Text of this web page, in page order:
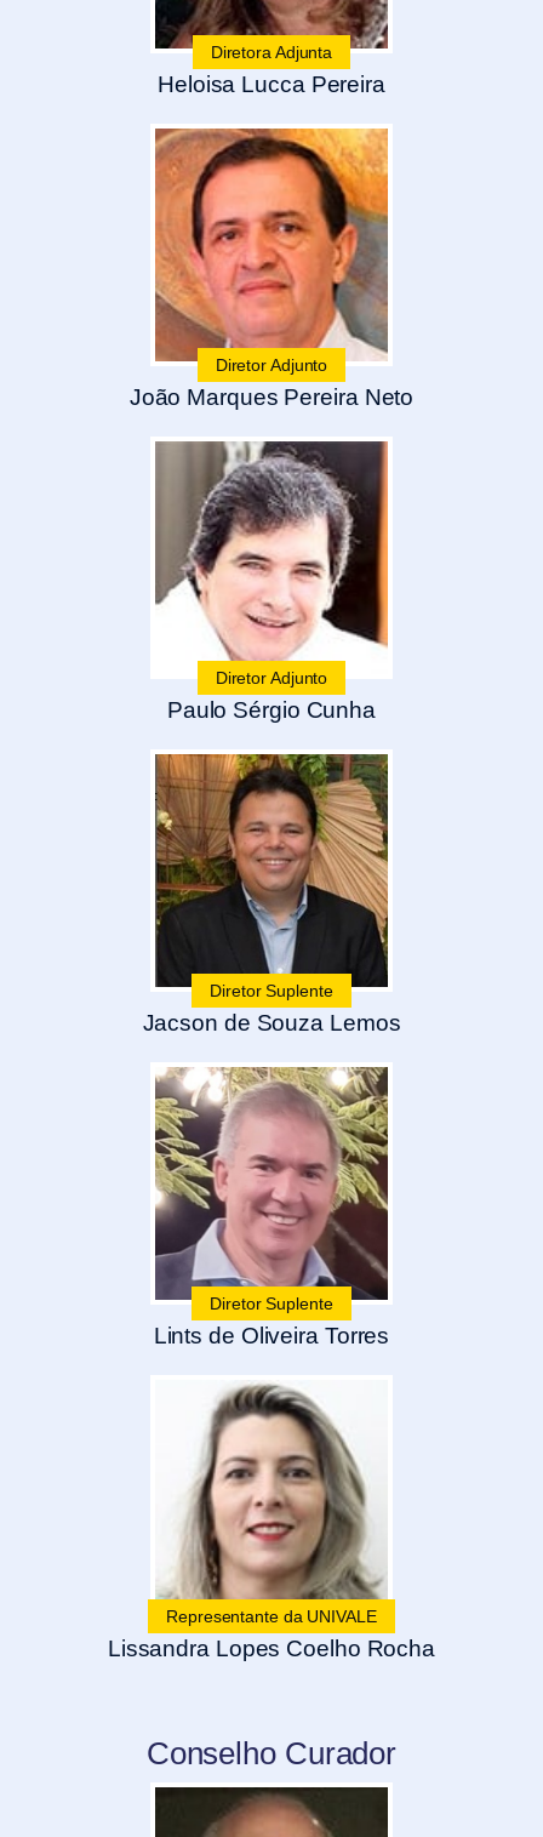
Diretora Adjunta
Heloisa Lucca Pereira
Diretor Adjunto
João Marques Pereira Neto
Diretor Adjunto
Paulo Sérgio Cunha
Diretor Suplente
Jacson de Souza Lemos
Diretor Suplente
Lints de Oliveira Torres
Representante da UNIVALE
Lissandra Lopes Coelho Rocha
Conselho Curador